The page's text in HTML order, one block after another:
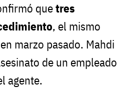
quetres
, el mismo
marzo pasado. Mahdi
de un empleado
agente.